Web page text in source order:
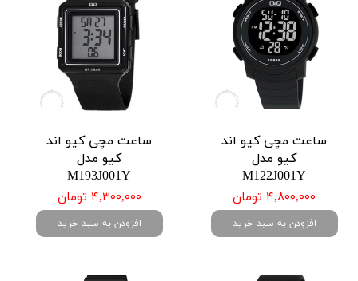
ساعت مچی کیو اند
کیو مدل
M122J001Y
۴,۸۰۰,۰۰۰ تومان
افزودن به سبد خرید
ساعت مچی کیو اند
کیو مدل
M193J001Y
۴,۳۰۰,۰۰۰ تومان
افزودن به سبد خرید